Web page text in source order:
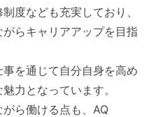
度なども充実しており、
らキャリアアップを目指
を通じて自分自身を高め
力となっています。
ら働ける点も、AQ